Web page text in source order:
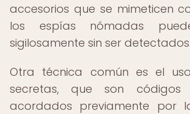
accesorios que se mimeticen
los espías nómadas
sigilosamente sin ser detectados.
Otra técnica común es el
secretas, que son códigos
acordados previamente por